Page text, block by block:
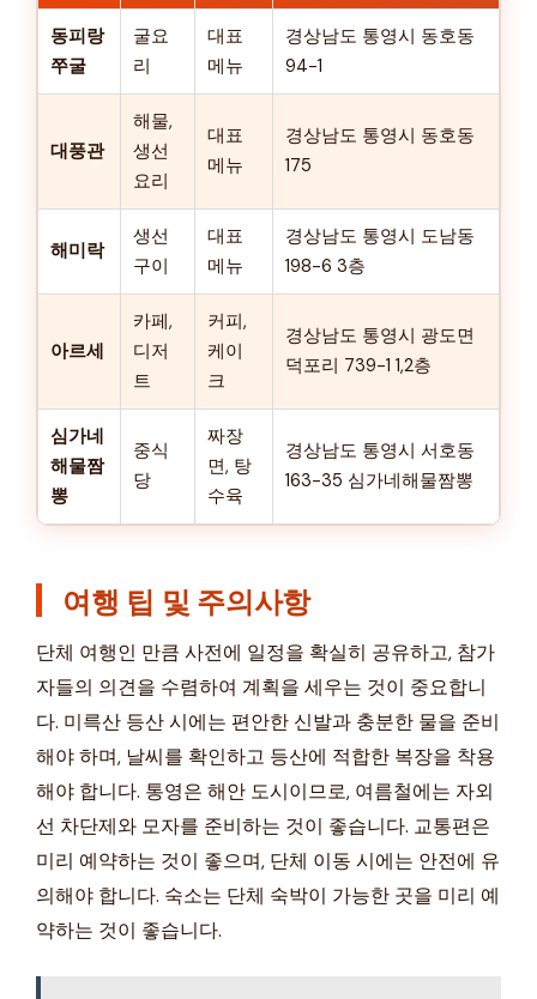
동피랑
쭈굴
굴요
리
대표
메뉴
경상남도 통영시 동호동
94-1
대풍관
해물,
생선
요리
대표
메뉴
경상남도 통영시 동호동
175
해미락
생선
구이
대표
메뉴
경상남도 통영시 도남동
198-6 3층
아르세
카페,
디저
트
커피,
케이
크
경상남도 통영시 광도면
덕포리 739-1 1,2층
심가네
해물짬
뽕
중식
당
짜장
면, 탕
수육
경상남도 통영시 서호동
163-35 심가네해물짬뽕
여행 팁 및 주의사항
단체 여행인 만큼 사전에 일정을 확실히 공유하고, 참가
자들의 의견을 수렴하여 계획을 세우는 것이 중요합니
다. 미륵산 등산 시에는 편안한 신발과 충분한 물을 준비
해야 하며, 날씨를 확인하고 등산에 적합한 복장을 착용
해야 합니다. 통영은 해안 도시이므로, 여름철에는 자외
선 차단제와 모자를 준비하는 것이 좋습니다. 교통편은
미리 예약하는 것이 좋으며, 단체 이동 시에는 안전에 유
의해야 합니다. 숙소는 단체 숙박이 가능한 곳을 미리 예
약하는 것이 좋습니다.